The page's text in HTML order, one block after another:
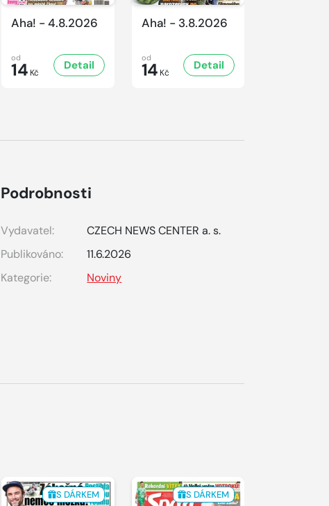
Aha! - 4.8.2026
od
14 Kč
Detail
Aha! - 3.8.2026
od
14 Kč
Detail
Podrobnosti
Vydavatel:
CZECH NEWS CENTER a. s.
Publikováno:
11.6.2026
Kategorie:
Noviny
S DÁRKEM S DÁRKEM